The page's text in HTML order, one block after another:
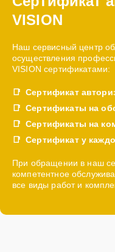
VISION
Наш сервисный центр
осуществления
VISION сертификатами:
Сертификат
Сертификаты на
Сертификаты на
Сертификат у
При обращении в наш
компетентное
все виды работ и